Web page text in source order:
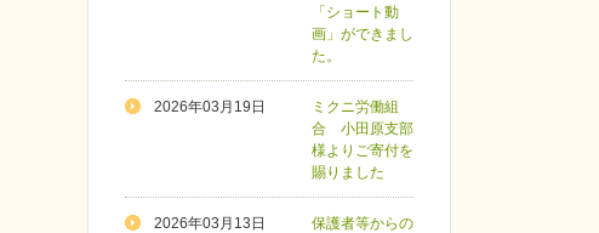
「ショート動
画」ができまし
た。
2026年03月19日
ミクニ労働組
合 小田原支部
様よりご寄付を
賜りました
2026年03月13日
保護者等からの